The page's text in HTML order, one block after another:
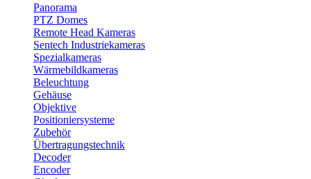
Panorama
PTZ Domes
Remote Head Kameras
Sentech Industriekameras
Spezialkameras
Wärmebildkameras
Beleuchtung
Gehäuse
Objektive
Positioniersysteme
Zubehör
Übertragungstechnik
Decoder
Encoder